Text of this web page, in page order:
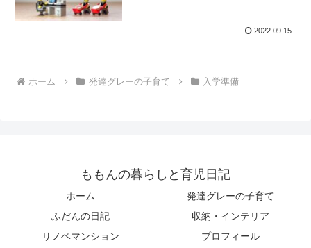
2022.09.15
ホーム 発達グレーの子育て 入学準備
ももんの暮らしと育児日記
ホーム
発達グレーの子育て
ふだんの日記
収納・インテリア
リノベマンション
プロフィール